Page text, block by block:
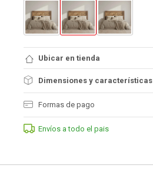
Ubicar en tienda
Dimensiones y características
Formas de pago
Envíos a todo el pais